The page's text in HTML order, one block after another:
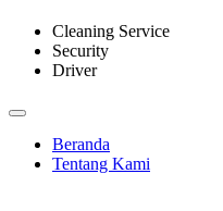
Cleaning Service
Security
Driver
Beranda
Tentang Kami